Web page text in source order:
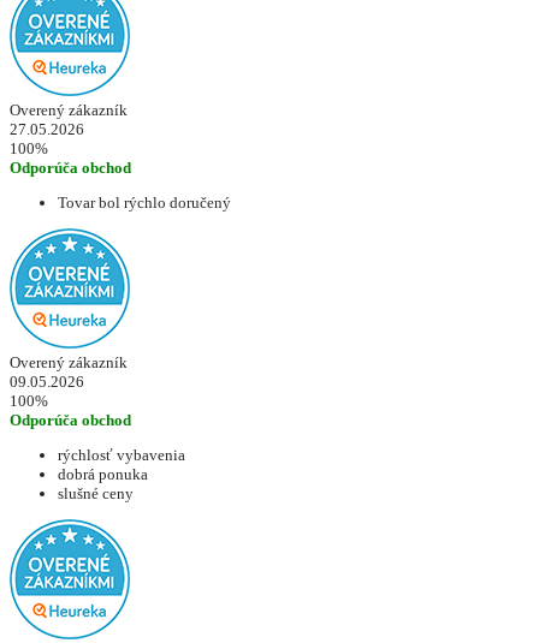
Overený zákazník
27.05.2026
100%
Odporúča obchod
Tovar bol rýchlo doručený
Overený zákazník
09.05.2026
100%
Odporúča obchod
rýchlosť vybavenia
dobrá ponuka
slušné ceny